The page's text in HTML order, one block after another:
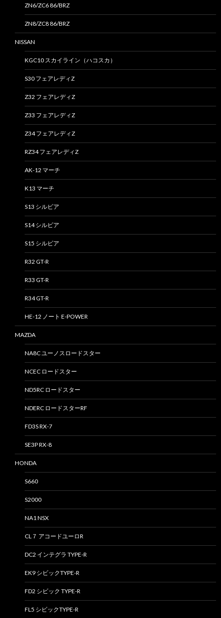
ZN6/ZC6 86/BRZ
ZN8/ZC8 86/BRZ
NISSAN
KGC10 スカイライン（ハコスカ）
S30 フェアレディZ
Z32 フェアレディZ
Z33 フェアレディZ
Z34 フェアレディZ
RZ34 フェアレディZ
AK-12 マーチ
K13 マーチ
S13 シルビア
S14 シルビア
S15 シルビア
R32 GT-R
R33 GT-R
R34 GT-R
HE-12 ノート E-POWER
MAZDA
NA8C ユーノスロードスター
NCEC ロードスター
ND5RC ロードスター
NDERC ロードスターRF
FD3S RX-7
SE3P RX-8
HONDA
S660
S2000
NA1 NSX
CL７ アコードユーロR
DC2 インテグラ TYPE-R
EK9 シビックTYPE-R
FD2 シビック TYPE-R
FL5 シビックTYPE-R